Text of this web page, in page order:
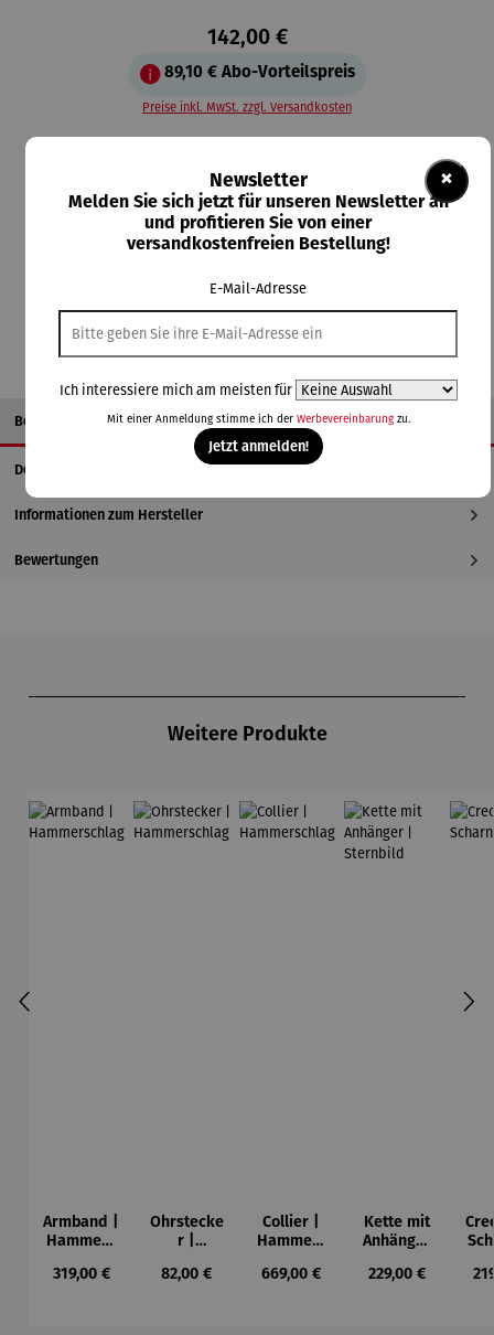
142,00 €
89,10 € Abo-Vorteilspreis
Preise inkl. MwSt. zzgl. Versandkosten
Ringweiteauswählen
(Diese Option ist zurzeit nicht verfügbar.)
56 58 60 62 64
In den Warenkorb
Beschreibung
Details
Informationen zum Hersteller
Bewertungen
Weitere Produkte
Armband |
Hammers
Regulärer Preis:
319,00 €
Ohrstecke
r |
chlag
Regulärer Preis:
82,00 €
Collier |
Hammers
Regulärer Preis:
669,00 €
Kette mit
Anhänger
Sternbild
Regulärer Preis:
229,00 €
×
Newsletter
Melden Sie sich jetzt für unseren Newsletter an
und profitieren Sie von einer
versandkostenfreien Bestellung!
E-Mail-Adresse
Ich interessiere mich am meisten für
Mit einer Anmeldung stimme ich der Werbevereinbarungzu.
Jetzt anmelden!